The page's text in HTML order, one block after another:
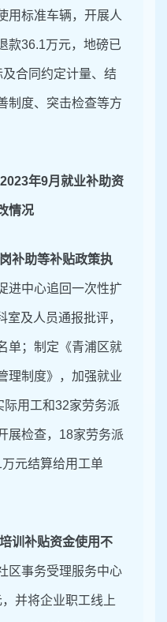
用标准车辆，开展人
款36.1万元，地磅已
合同约定计量、结
制度、突击检查等方
年9月就业补助资
情况
补助等补贴政策执
进中心追回一次性扩
室及人员通报批评，
单；制定《青浦区就
理制度》，加强就业
际用工和32家劳务派
展检查， 18家劳务派
元结算给用工单
训补贴资金使用不
区事务受理服务中心
并将企业职工线上